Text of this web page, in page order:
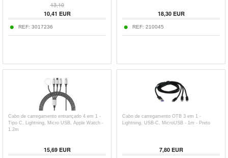
13,10
10,41 EUR
REF: 3017236
18,30EUR
REF: 210045
Cabo de carregamento entrançado 4 em 1 -
Tipo C, Lightning, Micro USB, Apple Watch -
1.2m
15,69EUR
Cabo de carregamento OTB 3 em 1 -
Lightning, USB-C, MicroUSB - 1m - Preto
7,80EUR